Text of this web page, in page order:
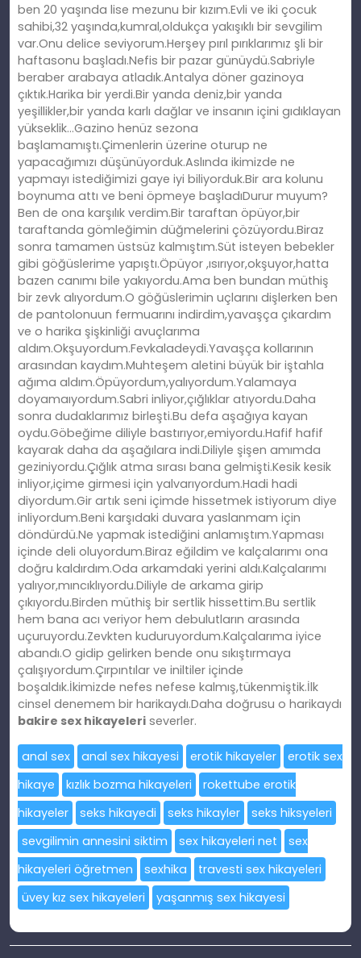
ben 20 yaşında lise mezunu bir kızım.Evli ve iki çocuk
sahibi,32 yaşında,kumral,oldukça yakışıklı bir sevgilim
var.Onu delice seviyorum.Herşey pırıl pırıklarımız şli bir
haftasonu başladı.Nefis bir pazar günüydü.Sabriyle
beraber arabaya atladık.Antalya döner gazinoya
çıktık.Harika bir yerdi.Bir yanda deniz,bir yanda
yeşillikler,bir yanda karlı dağlar ve insanın içini gıdıklayan
yükseklik…Gazino henüz sezona
başlamamıştı.Çimenlerin üzerine oturup ne
yapacağımızı düşünüyorduk.Aslında ikimizde ne
yapmayı istediğimizi gaye iyi biliyorduk.Bir ara kolunu
boynuma attı ve beni öpmeye başladıDurur muyum?
Ben de ona karşılık verdim.Bir taraftan öpüyor,bir
taraftanda gömleğimin düğmelerini çözüyordu.Biraz
sonra tamamen üstsüz kalmıştım.Süt isteyen bebekler
gibi göğüslerime yapıştı.Öpüyor ,ısırıyor,okşuyor,hatta
bazen canımı bile yakıyordu.Ama ben bundan müthiş
bir zevk alıyordum.O göğüslerimin uçlarını dişlerken ben
de pantolonuun fermuarını indirdim,yavaşça çıkardım
ve o harika şişkinliği avuçlarıma
aldım.Okşuyordum.Fevkaladeydi.Yavaşça kollarının
arasından kaydım.Muhteşem aletini büyük bir iştahla
ağıma aldım.Öpüyordum,yalıyordum.Yalamaya
doyamaıyordum.Sabri inliyor,çığlıklar atıyordu.Daha
sonra dudaklarımız birleşti.Bu defa aşağıya kayan
oydu.Göbeğime diliyle bastırıyor,emiyordu.Hafif hafif
kayarak daha da aşağılara indi.Diliyle şişen amımda
geziniyordu.Çığlık atma sırası bana gelmişti.Kesik kesik
inliyor,içime girmesi için yalvarıyordum.Hadi hadi
diyordum.Gir artık seni içimde hissetmek istiyorum diye
inliyordum.Beni karşıdaki duvara yaslanmam için
döndürdü.Ne yapmak istediğini anlamıştım.Yapması
içinde deli oluyordum.Biraz eğildim ve kalçalarımı ona
doğru kaldırdım.Oda arkamdaki yerini aldı.Kalçalarımı
yalıyor,mıncıklıyordu.Diliyle de arkama girip
çıkıyordu.Birden müthiş bir sertlik hissettim.Bu sertlik
hem bana acı veriyor hem debulutların arasında
uçuruyordu.Zevkten kuduruyordum.Kalçalarıma iyice
abandı.O gidip gelirken bende onu sıkıştırmaya
çalışıyordum.Çırpıntılar ve iniltiler içinde
boşaldık.İkimizde nefes nefese kalmış,tükenmiştik.İlk
cinsel denemem bir harikaydı.Daha doğrusu o harikaydı
bakire sex hikayeleri severler.
anal sex anal sex hikayesi erotik hikayeler
erotik sex
hikaye
kızlık bozma hikayeleri
rokettube erotik
hikayeler
seks hikayedi seks hikayler
seks hiksyeleri
sevgilimin annesini siktim
sex hikayeleri net
sex
hikayeleri öğretmen
sexhika
travesti sex hikayeleri
üvey kız sex hikayeleri
yaşanmış sex hikayesi